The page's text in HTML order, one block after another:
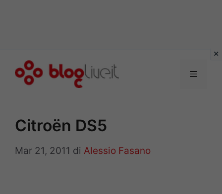
Menu
Citroën DS5
Mar 21, 2011 di Alessio Fasano